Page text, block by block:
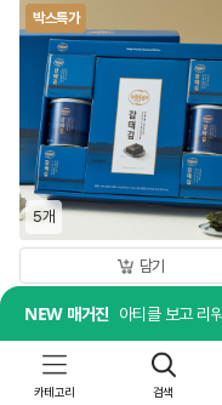
박스특가
5개
담기
[쇼핑백 포함]
[26추석 선물세트특가]비비고
혼합 1호X5개
244,500
33%163,815
NEW 매거진 아티클 보고 리
카테고리 검색